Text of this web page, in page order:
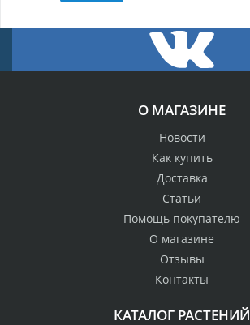
О МАГАЗИНЕ
Новости
Как купить
Доставка
Статьи
Помощь покупателю
О магазине
Отзывы
Контакты
КАТАЛОГ РАСТЕНИЙ